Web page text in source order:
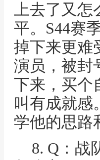
上去了又
平。S44赛
掉下来更难
演员，被封
下来，买个
叫有成就感
学他的思路
8. Q：战